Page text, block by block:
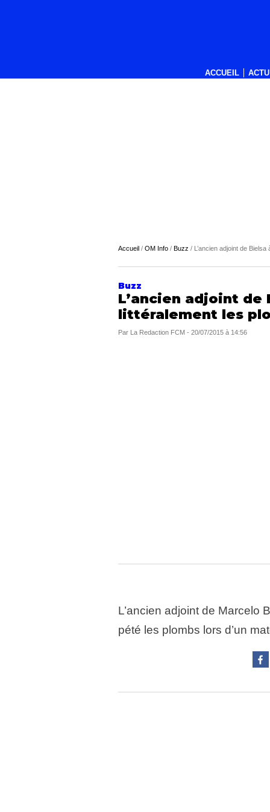
ACCUEIL
Accueil / OM Info / Buzz / L’ancien adjoint de
Buzz
L’ancien adjoint de
littéralement les
Par La Redaction FCM - 20/07/2015 à 14:56
L’ancien adjoint de Marcelo
pété les plombs lors d’un